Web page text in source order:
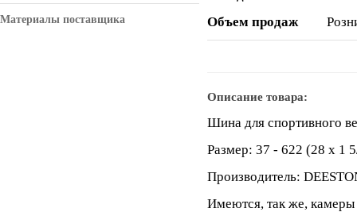
Материалы поставщика Объем продаж
Описание товара:
Шина для спортивного
Размер: 37 - 622 (28 х 1
Производитель:
Имеются, так же,